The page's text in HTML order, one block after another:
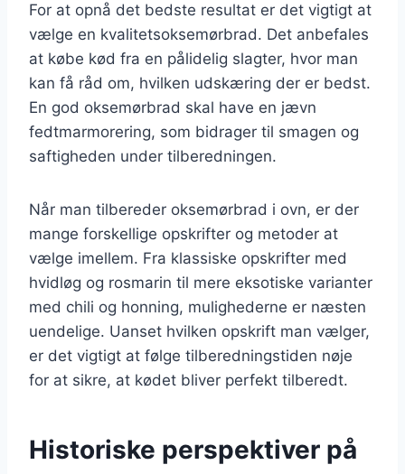
For at opnå det bedste resultat er det vigtigt at
vælge en kvalitetsoksemørbrad. Det anbefales
at købe kød fra en pålidelig slagter, hvor man
kan få råd om, hvilken udskæring der er bedst.
En god oksemørbrad skal have en jævn
fedtmarmorering, som bidrager til smagen og
saftigheden under tilberedningen.
Når man tilbereder oksemørbrad i ovn, er der
mange forskellige opskrifter og metoder at
vælge imellem. Fra klassiske opskrifter med
hvidløg og rosmarin til mere eksotiske varianter
med chili og honning, mulighederne er næsten
uendelige. Uanset hvilken opskrift man vælger,
er det vigtigt at følge tilberedningstiden nøje
for at sikre, at kødet bliver perfekt tilberedt.
Historiske perspektiver på